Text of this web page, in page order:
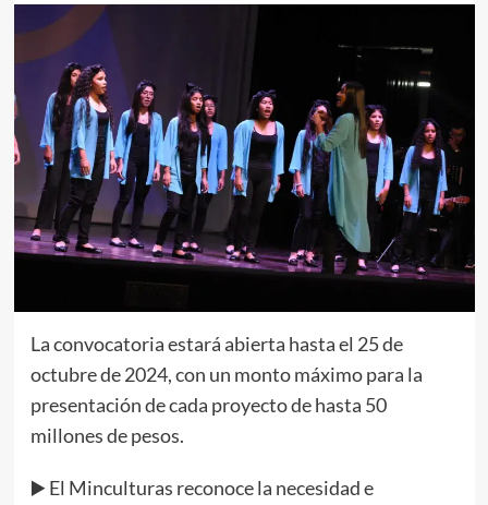
La convocatoria estará abierta hasta el 25 de
octubre de 2024, con un monto máximo para la
presentación de cada proyecto de hasta 50
millones de pesos.
▶️ El Minculturas reconoce la necesidad e